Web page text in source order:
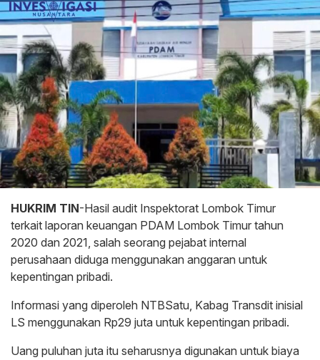
HUKRIM TIN-Hasil audit Inspektorat Lombok Timur
terkait laporan keuangan PDAM Lombok Timur tahun
2020 dan 2021, salah seorang pejabat internal
perusahaan diduga menggunakan anggaran untuk
kepentingan pribadi.
Informasi yang diperoleh NTBSatu, Kabag Transdit inisial
LS menggunakan Rp29 juta untuk kepentingan pribadi.
Uang puluhan juta itu seharusnya digunakan untuk biaya